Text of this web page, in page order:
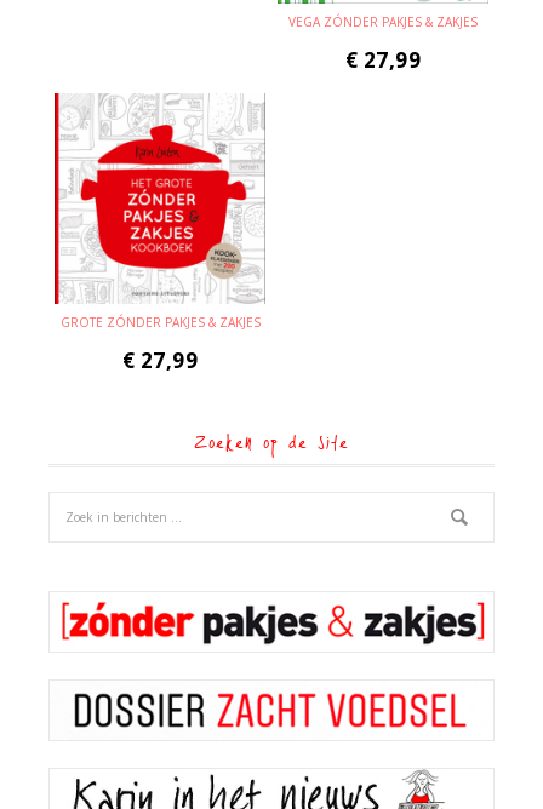
VEGA ZÓNDER PAKJES & ZAKJES
€ 27,99
GROTE ZÓNDER PAKJES & ZAKJES
€ 27,99
Zoeken op de site